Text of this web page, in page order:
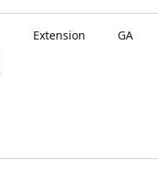
Extension GA